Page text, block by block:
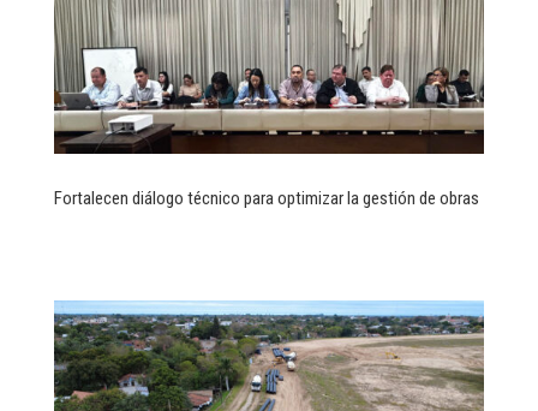
Fortalecen diálogo técnico para optimizar la gestión de obras